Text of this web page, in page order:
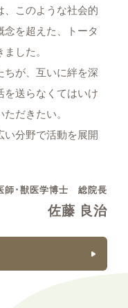
、このような社会的
を超えた、トータ
した。
ちが、互いに絆を深
を送らなくてはいけ
だきたい。
い分野で活動を展開
師･獣医学博士 総院長
佐藤 良治